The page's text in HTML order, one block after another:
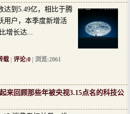
到5.49亿，相比于腾
用户，本季度新增活
增长达...
载 评论:0 | 浏览:2061
来回顾那些年被央视3.15点名的科技公